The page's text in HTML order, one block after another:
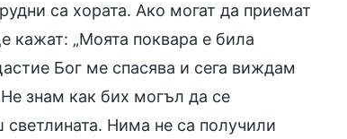
са хората. Ако могат да приемат
кажат: „Моята поквара е била
Бог ме спасява и сега виждам
знам как бих могъл да се
светлината. Нима не са получили